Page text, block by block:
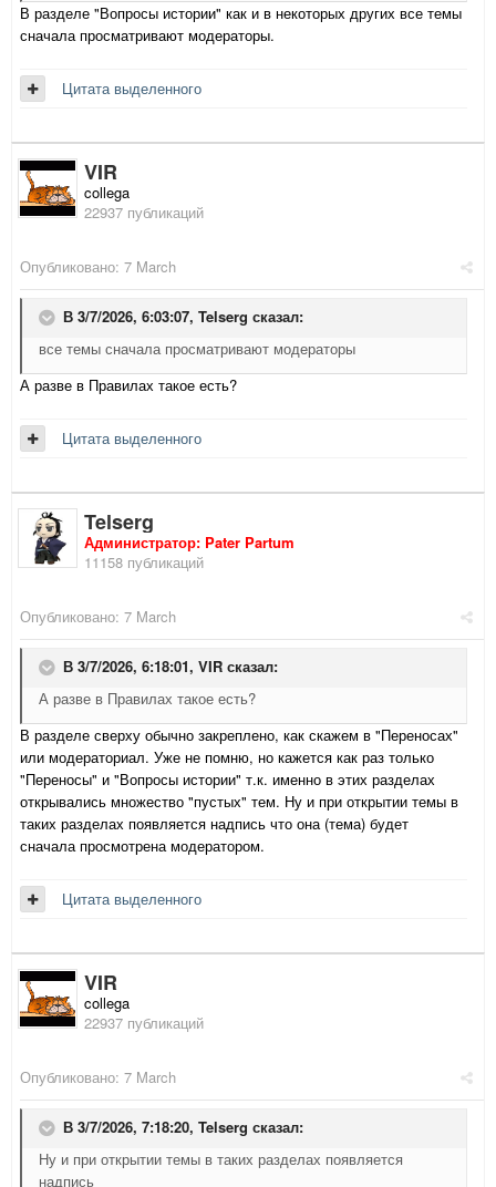
В разделе "Вопросы истории" как и в некоторых других все темы
сначала просматривают модераторы.
Цитата выделенного
VIR
collega
22937 публикаций
Опубликовано: 7 March
В 3/7/2026, 6:03:07, Telserg сказал:
все темы сначала просматривают модераторы
А разве в Правилах такое есть?
Цитата выделенного
Telserg
Администратор: Pater Partum
11158 публикаций
Опубликовано: 7 March
В 3/7/2026, 6:18:01, VIR сказал:
А разве в Правилах такое есть?
В разделе сверху обычно закреплено, как скажем в "Переносах"
или модераториал. Уже не помню, но кажется как раз только
"Переносы" и "Вопросы истории" т.к. именно в этих разделах
открывались множество "пустых" тем. Ну и при открытии темы в
таких разделах появляется надпись что она (тема) будет
сначала просмотрена модератором.
Цитата выделенного
VIR
collega
22937 публикаций
Опубликовано: 7 March
В 3/7/2026, 7:18:20, Telserg сказал:
Ну и при открытии темы в таких разделах появляется
надпись